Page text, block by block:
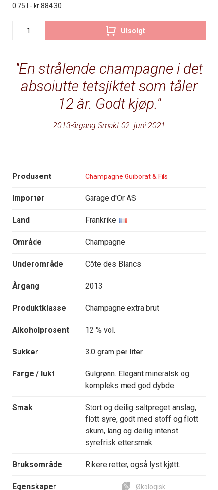
En strålende champagne i det
absolutte tetsjiktet som tåler
12 år. Godt kjøp.
2013-årgang Smakt 02. juni 2021
Produsent Champagne Guiborat & Fils
Importør Garage d'Or AS
Land Frankrike
Område Champagne
Underområde Côte des Blancs
Årgang 2013
Produktklasse Champagne extra brut
Alkoholprosent 12 % vol.
Sukker 3.0 gram per liter
Farge / lukt
Gulgrønn. Elegant mineralsk og
kompleks med god dybde.
Smak
Stort og deilig saltpreget anslag,
flott syre, godt med stoff og flott
skum, lang og deilig intenst
syrefrisk ettersmak.
Bruksområde Rikere retter, også lyst kjøtt.
Egenskaper Økologisk
0.75 l - kr 884.30
Utsolgt